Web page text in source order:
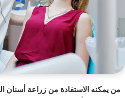
من يمكنه الاستفادة من زراعة أسنان